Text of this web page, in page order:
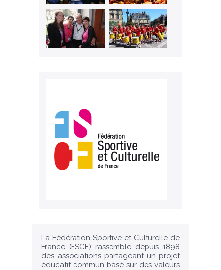
La Fédération Sportive et Culturelle de
France (FSCF) rassemble depuis 1898
des associations partageant un projet
éducatif commun basé sur des valeurs